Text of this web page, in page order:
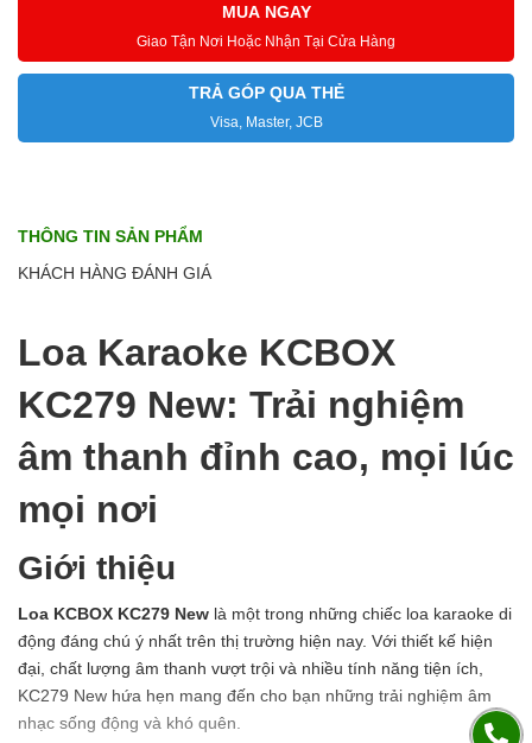
MUA NGAY
Giao Tận Nơi Hoặc Nhận Tại Cửa Hàng
TRẢ GÓP QUA THẺ
Visa, Master, JCB
THÔNG TIN SẢN PHẨM
KHÁCH HÀNG ĐÁNH GIÁ
Loa Karaoke KCBOX
KC279 New: Trải nghiệm
âm thanh đỉnh cao, mọi lúc
mọi nơi
Giới thiệu
Loa KCBOX KC279 New là một trong những chiếc loa karaoke di
động đáng chú ý nhất trên thị trường hiện nay. Với thiết kế hiện
đại, chất lượng âm thanh vượt trội và nhiều tính năng tiện ích,
KC279 New hứa hẹn mang đến cho bạn những trải nghiệm âm
nhạc sống động và khó quên.